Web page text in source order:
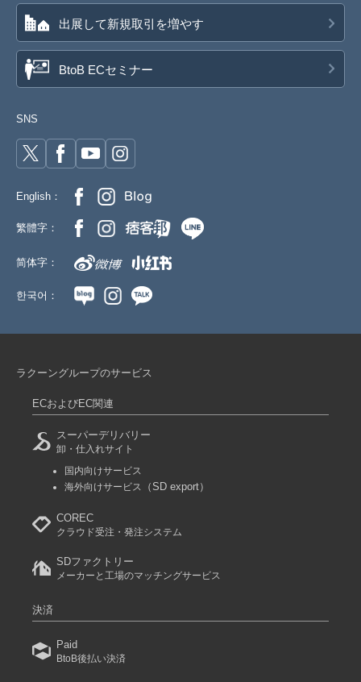
出展して新規取引を増やす
BtoB ECセミナー
SNS
English：
繁體字：
简体字：
한국어：
ラクーングループのサービス
ECおよびEC関連
スーパーデリバリー
卸・仕入れサイト
国内向けサービス
海外向けサービス
（SD export）
COREC
クラウド受注・発注システム
SDファクトリー
メーカーと工場のマッチングサービス
決済
Paid
BtoB後払い決済